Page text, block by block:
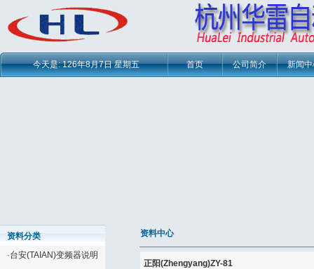
新闻
公司简介
首页
今天是:126年8月7日 星期五
资料分类
·台安(TAIAN)变频器说明
资料中心
正阳(Zhengyang)ZY-81